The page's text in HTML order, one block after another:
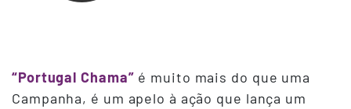
“Portugal Chama” é muito mais do que uma
Campanha, é um apelo à ação que lança um